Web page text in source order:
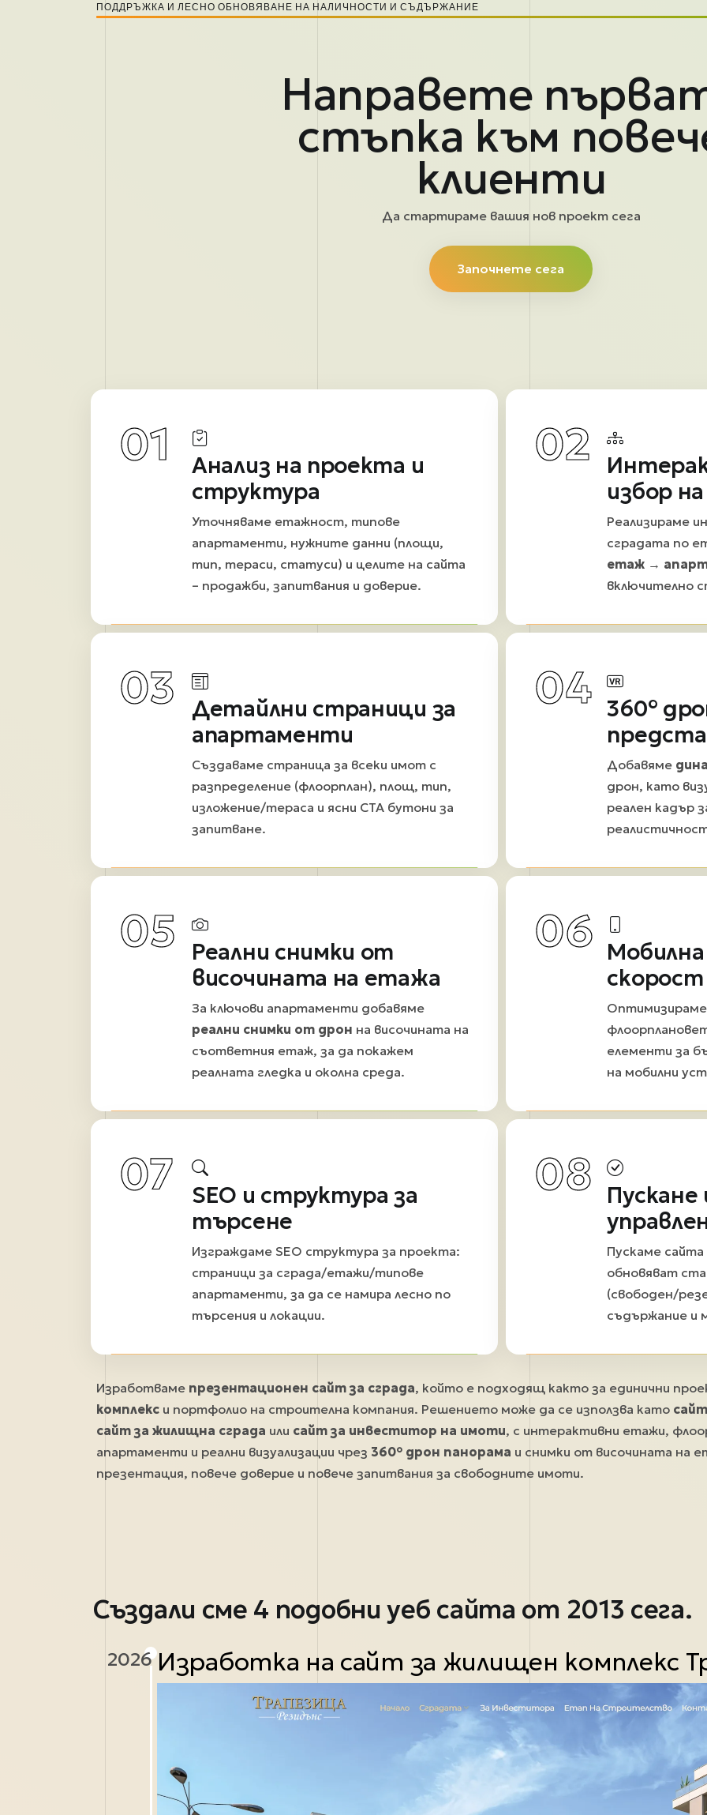
ПОДДРЪЖКА И ЛЕСНО ОБНОВЯВАНЕ НА НАЛИЧНОСТИ И СЪДЪРЖАНИЕ
Направете
стъпка към
клиенти
Да стартираме вашия нов проект сега
Започнете сега
01
Анализ на проекта и
структура
Уточняваме етажност, типове
апартаменти, нужните данни (площи,
тип, тераси, статуси) и целите на сайта
– продажби, запитвания и доверие.
02
избор
Реализираме
сградата по
етаж →
включително
03
Детайлни страници за
апартаменти
Създаваме страница за всеки имот с
разпределение (флоорплан), площ, тип,
изложение/тераса и ясни CTA бутони за
запитване.
04 360°
Добавяме
дрон, като
реален кадър
05
Реални снимки от
височината на етажа
За ключови апартаменти добавяме
реални снимки от дрон на височината на
съответния етаж, за да покажем
реалната гледка и околна среда.
06
скорост
елементи за
на мобилни
07
SEO и структура за
търсене
Изграждаме SEO структура за проекта:
страници за сграда/етажи/типове
апартаменти, за да се намира лесно по
търсения и локации.
08
Пускане
Пускаме сайта
обновяват
(свободен/
съдържание и
Изработваме презентационен сайт за сграда, който е подходящ както за единични
комплекс и портфолио на строителна компания. Решението може да се използва като
сайт за жилищна сграда или сайт за инвеститор на имоти, с интерактивни етажи,
апартаменти и реални визуализации чрез 360° дрон панорама и снимки от височината на
презентация, повече доверие и повече запитвания за свободните имоти.
Създали сме 4 подобни уеб сайта от 2013 сега.
2026 Изработка на сайт за жилищен комплекс